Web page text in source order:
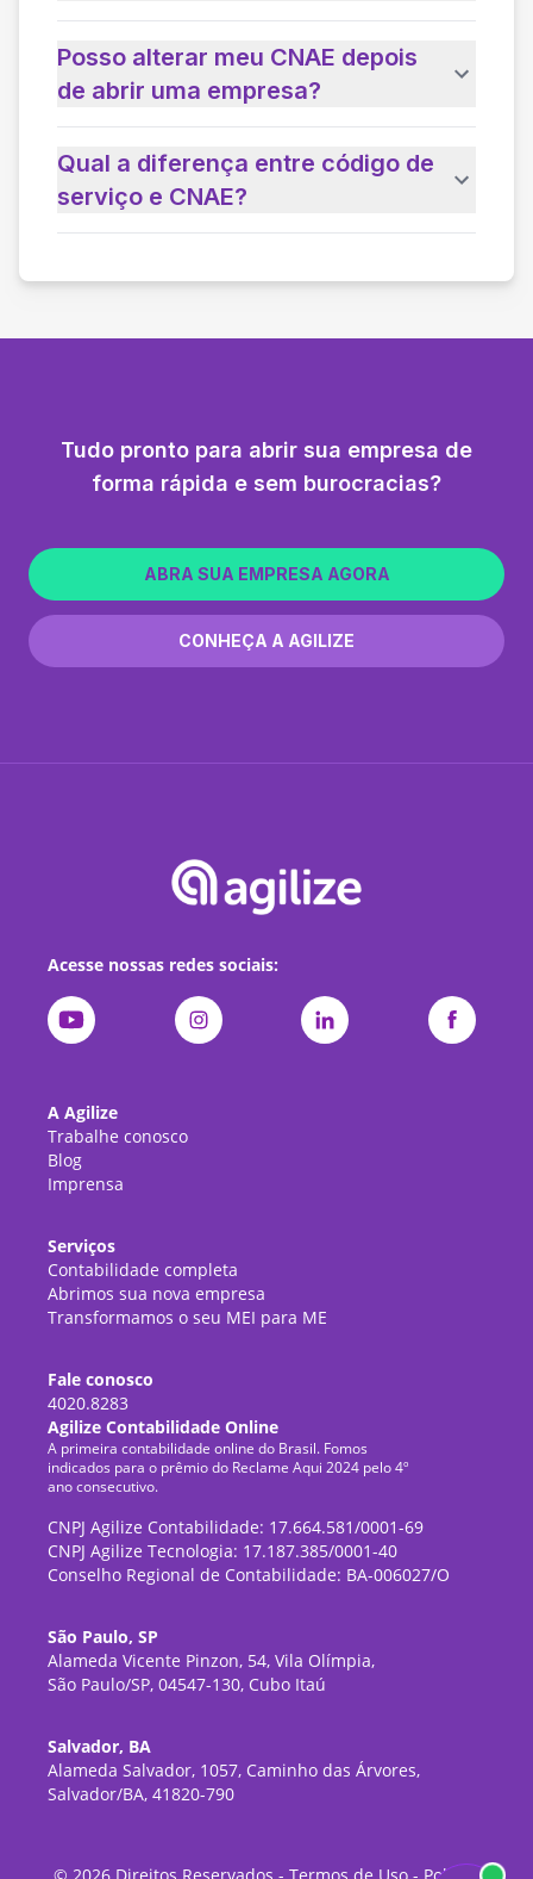
Posso alterar meu CNAE depois
de abrir uma empresa?
Qual a diferença entre código de
serviço e CNAE?
Tudo pronto para abrir sua empresa de
forma rápida e sem burocracias?
ABRA SUA EMPRESA AGORA
CONHEÇA A AGILIZE
Acesse nossas redes sociais:
A Agilize
Trabalhe conosco
Blog
Imprensa
Serviços
Contabilidade completa
Abrimos sua nova empresa
Transformamos o seu MEI para ME
Fale conosco
4020.8283
Agilize Contabilidade Online
A primeira contabilidade online do Brasil. Fomos
indicados para o prêmio do Reclame Aqui 2024 pelo 4º
ano consecutivo.
CNPJ Agilize Contabilidade: 17.664.581/0001-69
CNPJ Agilize Tecnologia: 17.187.385/0001-40
Conselho Regional de Contabilidade: BA-006027/O
São Paulo, SP
Alameda Vicente Pinzon, 54, Vila Olímpia,
São Paulo/SP, 04547-130, Cubo Itaú
Salvador, BA
Alameda Salvador, 1057, Caminho das Árvores,
Salvador/BA, 41820-790